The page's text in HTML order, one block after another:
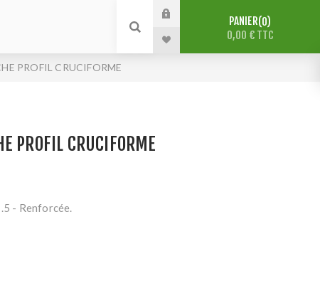
PANIER 0
0,00 € TTC
PROFIL CRUCIFORME
PROFIL CRUCIFORME
- Renforcée.